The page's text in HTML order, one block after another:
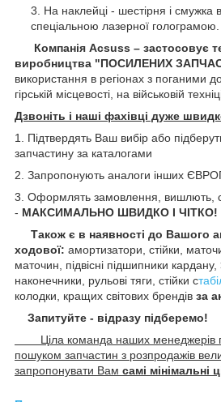
На наклейці - шестірня і смужка
спеціальною лазерної голограмою.
Компанія Acsuss – застосовує
виробництва "ПОСИЛЕНИХ
використання в регіонах з поганими
гірській місцевості, на військовій
Дзвоніть і наші фахівці дуже
1. Підтвердять Ваш вибір або
запчастину за каталогами
2. Запропонують аналоги інших
3. Оформлять замовлення, вишлють,
- МАКСИМАЛЬНО ШВИДКО І ЧІТКО!
Також є в наявності до Вашого
ходової: амортизатори, стійки,
маточин, підвісні підшипники кардану,
наконечники, рульові тяги, стійки с
колодки, кращих світових брендів за
Запитуйте - відразу підберемо!
Ціла команда наших менеджерів
пошуком запчастин з розпродажів
запропонувати Вам самі мінімальні